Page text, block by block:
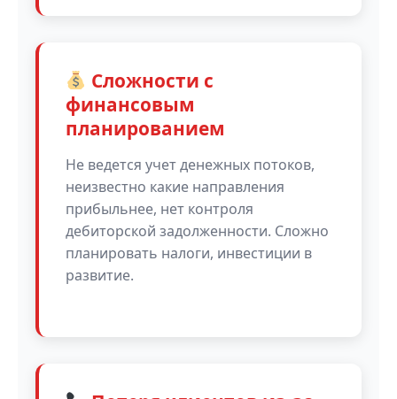
Сложности с
финансовым
планированием
Не ведется учет денежных потоков,
неизвестно какие направления
прибыльнее, нет контроля
дебиторской задолженности. Сложно
планировать налоги, инвестиции в
развитие.